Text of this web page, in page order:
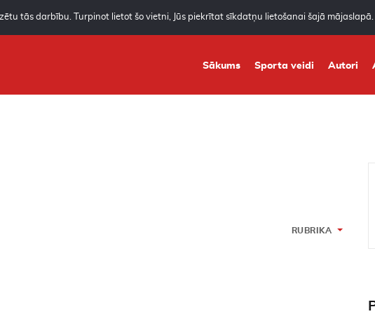
tās darbību. Turpinot lietot šo vietni, Jūs piekrītat sīkdatņu lietošanai šajā mājaslapā.
Sākums Sporta veidi Autori
RUBRIKA